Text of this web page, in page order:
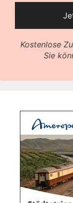
Kostenlose
Sie